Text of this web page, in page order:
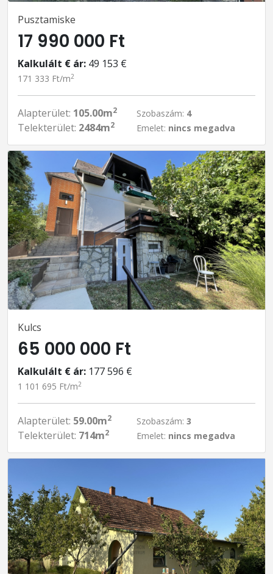
Pusztamiske
17 990 000 Ft
Kalkulált € ár: 49 153 €
171 333 Ft/m2
Alapterület: 105.00m2
Telekterület: 2484m2
Szobaszám: 4
Emelet: nincs megadva
Kulcs
65 000 000 Ft
Kalkulált € ár: 177 596 €
1 101 695 Ft/m2
Alapterület: 59.00m2
Telekterület: 714m2
Szobaszám: 3
Emelet: nincs megadva